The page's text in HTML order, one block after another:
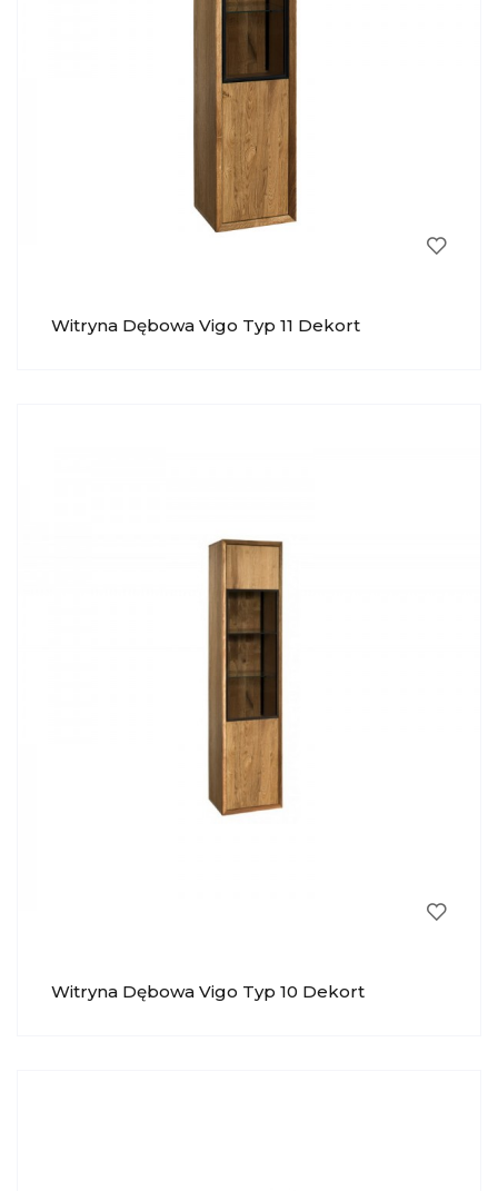
Witryna Dębowa Vigo Typ 11 Dekort
Witryna Dębowa Vigo Typ 10 Dekort